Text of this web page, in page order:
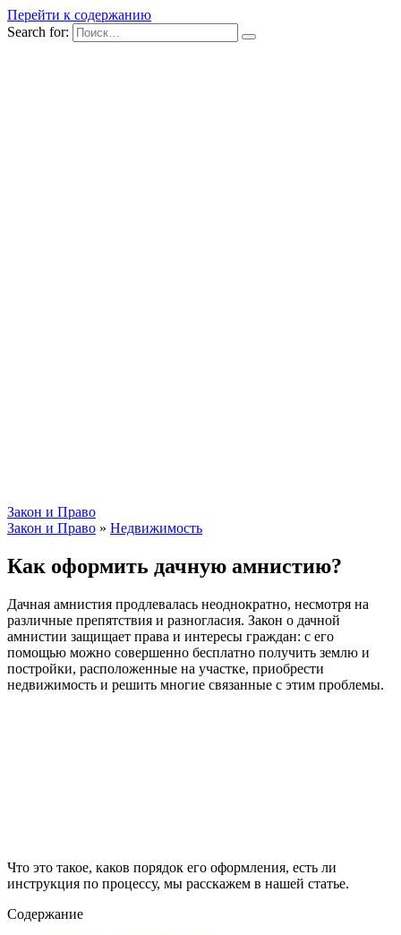
Перейти к содержанию
Search for:
Закон и Право
Закон и Право » Недвижимость
Как оформить дачную амнистию?
Дачная амнистия продлевалась неоднократно, несмотря на
различные препятствия и разногласия. Закон о дачной
амнистии защищает права и интересы граждан: с его
помощью можно совершенно бесплатно получить землю и
постройки, расположенные на участке, приобрести
недвижимость и решить многие связанные с этим проблемы.
Что это такое, каков порядок его оформления, есть ли
инструкция по процессу, мы расскажем в нашей статье.
Содержание